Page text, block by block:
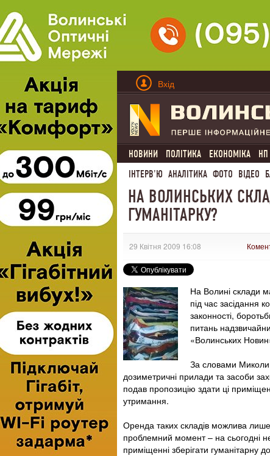
Вхід
НОВИНИ ПОЛІТИКА ЕКОНОМІКА НП
ІНТЕРВ'Ю АНАЛІТИКА ФОТО ВІДЕО
НА ВОЛИНСЬКИХ
ГУМАНІТАРКУ?
29 Квітня 2009 16:08
На Волині склади
під час засідання
законності,
питань
«Волинських
За словами Миколи
дозиметричні прилади та засоби
подав пропозицію здати ці
утримання.
Оренда таких складів можлива
проблемний момент – на сьогодні
приміщенні зберігати гуманітарну